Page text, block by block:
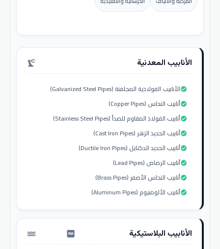
الأنابيب المعدنية precision_manufacturing
الأنابيب الفولاذية المجلفنة (Galvanized Steel Pipes)check_circle
أنابيب النحاس (Copper Pipes)check_circle
أنابيب الفولاذ المقاوم للصدأ (Stainless Steel Pipes)check_circle
أنابيب الحديد الزهر (Cast Iron Pipes)check_circle
أنابيب الحديد الدكتايل (Ductile Iron Pipes)check_circle
أنابيب الرصاص (Lead Pipes)check_circle
أنابيب النحاس الأصفر (Brass Pipes)check_circle
أنابيب الألومنيوم (Aluminum Pipes)check_circle
الأنابيب البلاستيكية water_pump